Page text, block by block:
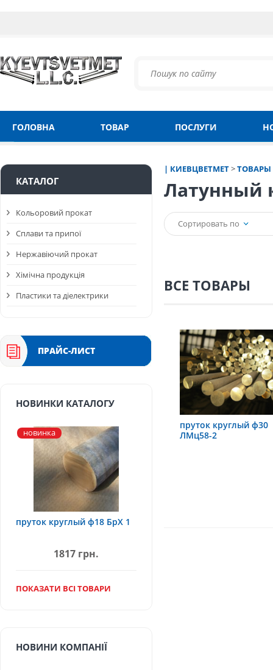
ГОЛОВНА ТОВАР ПОСЛУГИ
| КИЕВЦВЕТМЕТ>ТОВАРЫ
Латунный
Сортировать по
ВСЕ ТОВАРЫ
пруток круглый ф30
ЛМц58-2
КАТАЛОГ
Кольоровий прокат
Сплави та припої
Нержавіючий прокат
Хімічна продукція
Пластики та діелектрики
ПРАЙС-ЛИСТ
НОВИНКИ КАТАЛОГУ
новинка
пруток круглый ф18 БрХ 1
1817 грн.
ПОКАЗАТИ ВСІ ТОВАРИ
НОВИНИ КОМПАНІЇ